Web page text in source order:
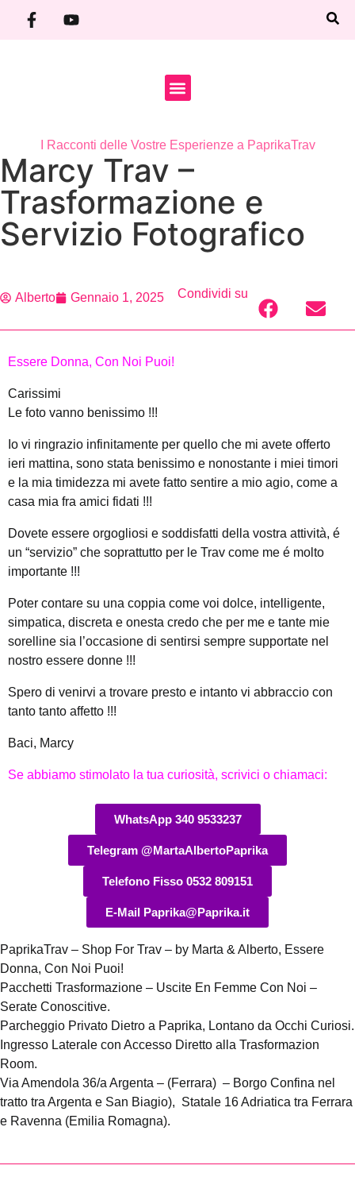
I Racconti delle Vostre Esperienze a PaprikaTrav
Marcy Trav –
Trasformazione e
Servizio Fotografico
Alberto Gennaio 1, 2025 Condividi su
Essere Donna, Con Noi Puoi!
Carissimi
Le foto vanno benissimo !!!
Io vi ringrazio infinitamente per quello che mi avete offerto
ieri mattina, sono stata benissimo e nonostante i miei timori
e la mia timidezza mi avete fatto sentire a mio agio, come a
casa mia fra amici fidati !!!
Dovete essere orgogliosi e soddisfatti della vostra attività, é
un “servizio” che soprattutto per le Trav come me é molto
importante !!!
Poter contare su una coppia come voi dolce, intelligente,
simpatica, discreta e onesta credo che per me e tante mie
sorelline sia l’occasione di sentirsi sempre supportate nel
nostro essere donne !!!
Spero di venirvi a trovare presto e intanto vi abbraccio con
tanto tanto affetto !!!
Baci, Marcy
Se abbiamo stimolato la tua curiosità, scrivici o chiamaci:
WhatsApp 340 9533237
Telegram @MartaAlbertoPaprika
Telefono Fisso 0532 809151
E-Mail Paprika@Paprika.it
PaprikaTrav – Shop For Trav – by Marta & Alberto, Essere
Donna, Con Noi Puoi!
Pacchetti Trasformazione – Uscite En Femme Con Noi –
Serate Conoscitive.
Parcheggio Privato Dietro a Paprika, Lontano da Occhi Curiosi.
Ingresso Laterale con Accesso Diretto alla Trasformazion
Room.
Via Amendola 36/a Argenta – (Ferrara) – Borgo Confina nel
tratto tra Argenta e San Biagio), Statale 16 Adriatica tra Ferrara
e Ravenna (Emilia Romagna).